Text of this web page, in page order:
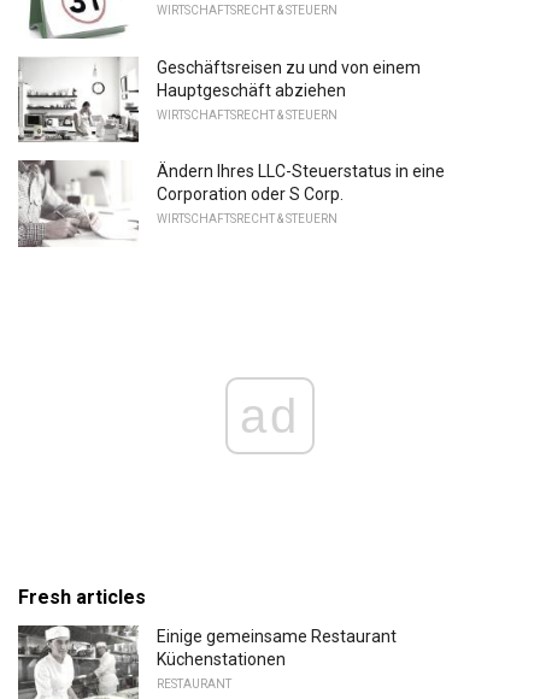
WIRTSCHAFTSRECHT & STEUERN
Geschäftsreisen zu und von einem
Hauptgeschäft abziehen
WIRTSCHAFTSRECHT & STEUERN
Ändern Ihres LLC-Steuerstatus in eine
Corporation oder S Corp.
WIRTSCHAFTSRECHT & STEUERN
ad
Fresh articles
Einige gemeinsame Restaurant
Küchenstationen
RESTAURANT